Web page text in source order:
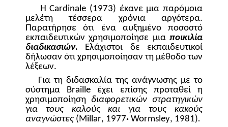
ΗCardinale (1973) έκανε μια παρόμοια
μελέτη τέσσερα χρόνια αργότερα.
Παρατήρησε ότι ένα αυξημένο ποσοστό
εκπαιδευτικών χρησιμοποίησε μια ποικιλία
διαδικασιών. Ελάχιστοι δε εκπαιδευτικοί
δήλωσαν ότι χρησιμοποίησαν τη μέθοδο των
λέξεων.
Για τη διδασκαλία της ανάγνωσης με το
σύστημα Βraille έχει επίσης προταθεί η
χρησιμοποίηση διαφορετικών στρατηγικών
για τους καλούς και για τους κακούς
αναγνώστες (Millar, 1977· Wormsley, 1981).